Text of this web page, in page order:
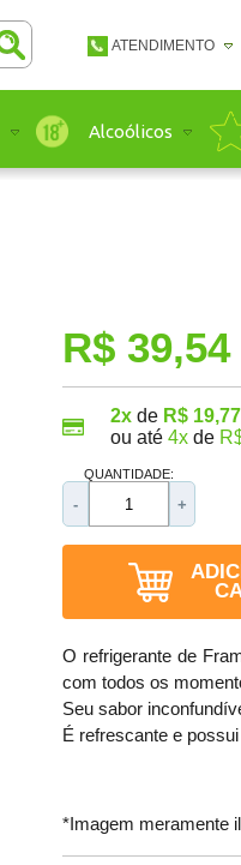
ATENDIMENTO
(48) 3651 2500
Alcoólicos
R$ 39,54
2x de R$ 19,77
ou até4x de
QUANTIDADE:
- +
O refrigerante de
com todos os
Seu sabor
É refrescante e
*Imagem meramente